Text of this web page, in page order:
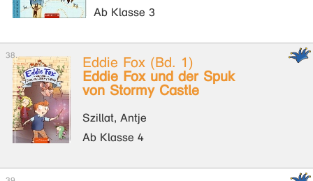
Ab Klasse 3
Eddie Fox (Bd. 1)
Eddie Fox und der Spuk
von Stormy Castle
Szillat, Antje
Ab Klasse 4